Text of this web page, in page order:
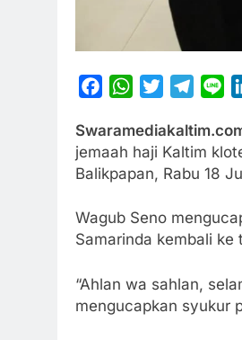
FacebookWhatsApp
Twitter
jemaah haji Kaltim
Balikpapan, Rabu 18
Wagub Seno
Samarinda kembali ke
“Ahlan wa sahlan,
mengucapkan syukur